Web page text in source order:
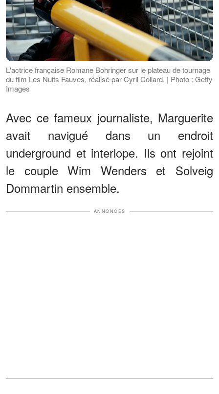
L'actrice française Romane Bohringer sur le plateau de tournage
du film Les Nuits Fauves, réalisé par Cyril Collard. | Photo : Getty
Images
Avec ce fameux journaliste, Marguerite
avait navigué dans un endroit
underground et interlope. Ils ont rejoint
le couple Wim Wenders et Solveig
Dommartin ensemble.
ANNONCES